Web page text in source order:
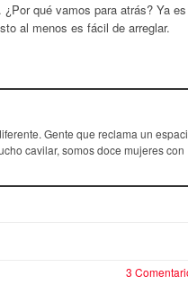
qué vamos para atrás? Ya es
al menos es fácil de arreglar.
Gente que reclama un
cavilar, somos doce mujeres con
3